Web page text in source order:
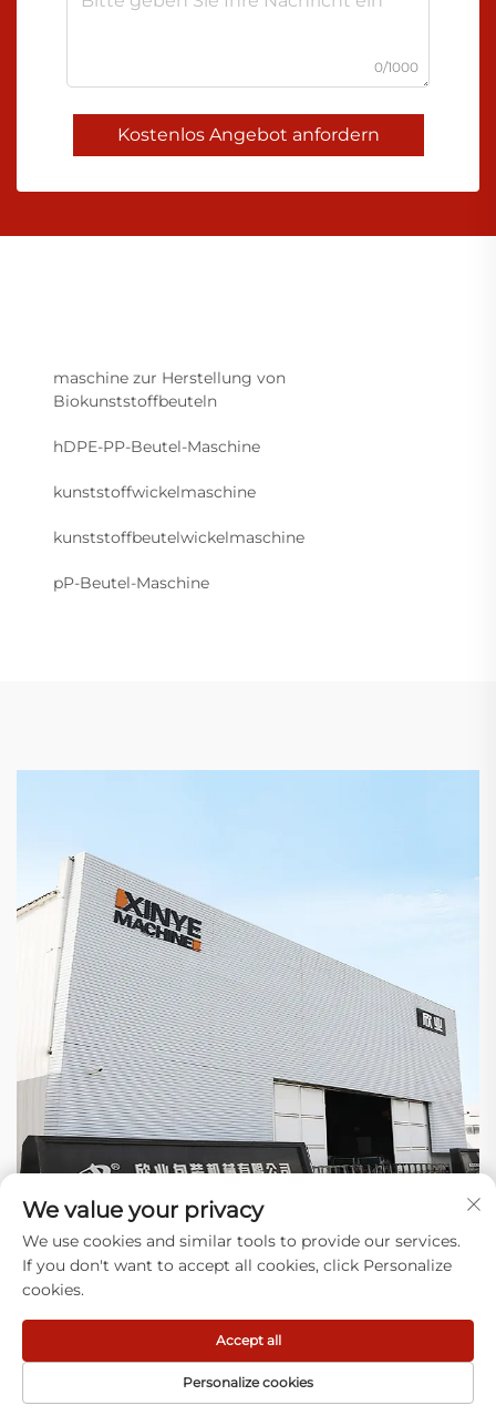
0/1000
Kostenlos Angebot anfordern
maschine zur Herstellung von
Biokunststoffbeuteln
hDPE-PP-Beutel-Maschine
kunststoffwickelmaschine
kunststoffbeutelwickelmaschine
pP-Beutel-Maschine
Warum uns wählen
1) Expertise: Wir konzentrieren uns darauf, Anlagen zur
Herstellung von Kunststoffbeuteln zu bauen und reale
Probleme auf Ihrer Produktionslinie (Verstopfungen, Abfall)
bei Tausenden von Betrieben zu lösen.
We value your privacy
We use cookies and similar tools to provide our services.
If you don't want to accept all cookies, click Personalize
cookies.
Personalize cookies
Accept all